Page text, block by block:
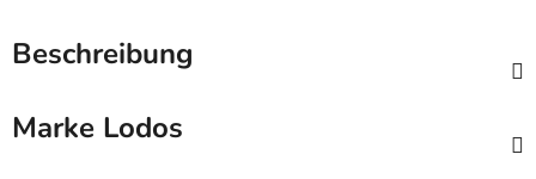
Beschreibung
Marke Lodos